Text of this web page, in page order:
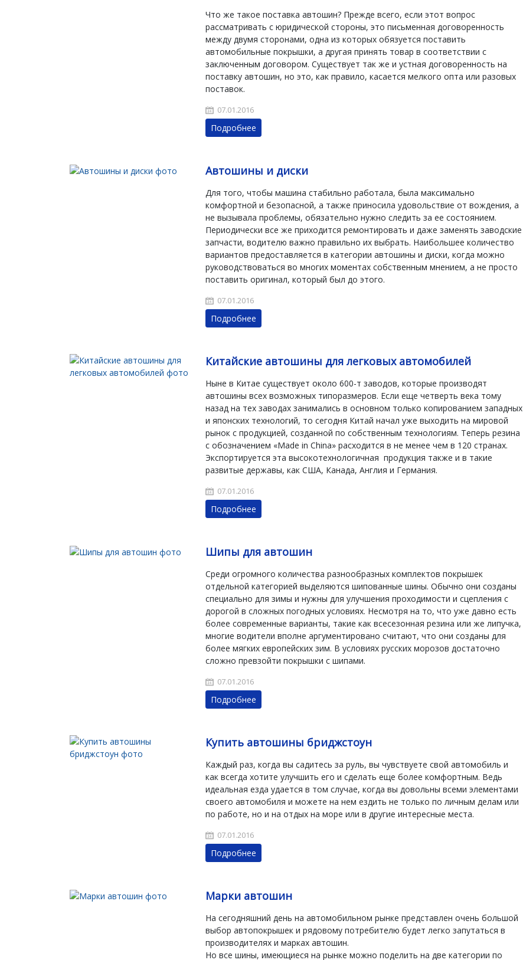
Что же такое поставка автошин? Прежде всего, если этот вопрос
рассматривать с юридической стороны, это письменная договоренность
между двумя сторонами, одна из которых обязуется поставить
автомобильные покрышки, а другая принять товар в соответствии с
заключенным договором. Существует так же и устная договоренность на
поставку автошин, но это, как правило, касается мелкого опта или разовых
поставок.
07.01.2016
Подробнее
Автошины и диски
Для того, чтобы машина стабильно работала, была максимально
комфортной и безопасной, а также приносила удовольствие от вождения, а
не вызывала проблемы, обязательно нужно следить за ее состоянием.
Периодически все же приходится ремонтировать и даже заменять заводские
запчасти, водителю важно правильно их выбрать. Наибольшее количество
вариантов предоставляется в категории автошины и диски, когда можно
руководствоваться во многих моментах собственным мнением, а не просто
поставить оригинал, который был до этого.
07.01.2016
Подробнее
Китайские автошины для легковых автомобилей
Ныне в Китае существует около 600-т заводов, которые производят
автошины всех возможных типоразмеров. Если еще четверть века тому
назад на тех заводах занимались в основном только копированием западных
и японских технологий, то сегодня Китай начал уже выходить на мировой
рынок с продукцией, созданной по собственным технологиям. Теперь резина
с обозначением «Made in China» расходится в не менее чем в 120 странах.
Экспортируется эта высокотехнологичная продукция также и в такие
развитые державы, как США, Канада, Англия и Германия.
07.01.2016
Подробнее
Шипы для автошин
Среди огромного количества разнообразных комплектов покрышек
отдельной категорией выделяются шипованные шины. Обычно они созданы
специально для зимы и нужны для улучшения проходимости и сцепления с
дорогой в сложных погодных условиях. Несмотря на то, что уже давно есть
более современные варианты, такие как всесезонная резина или же липучка,
многие водители вполне аргументировано считают, что они созданы для
более мягких европейских зим. В условиях русских морозов достаточно
сложно превзойти покрышки с шипами.
07.01.2016
Подробнее
Купить автошины бриджстоун
Каждый раз, когда вы садитесь за руль, вы чувствуете свой автомобиль и
как всегда хотите улучшить его и сделать еще более комфортным. Ведь
идеальная езда удается в том случае, когда вы довольны всеми элементами
своего автомобиля и можете на нем ездить не только по личным делам или
по работе, но и на отдых на море или в другие интересные места.
07.01.2016
Подробнее
Марки автошин
На сегодняшний день на автомобильном рынке представлен очень большой
выбор автопокрышек и рядовому потребителю будет легко запутаться в
производителях и марках автошин.
Но все шины, имеющиеся на рынке можно поделить на две категории по